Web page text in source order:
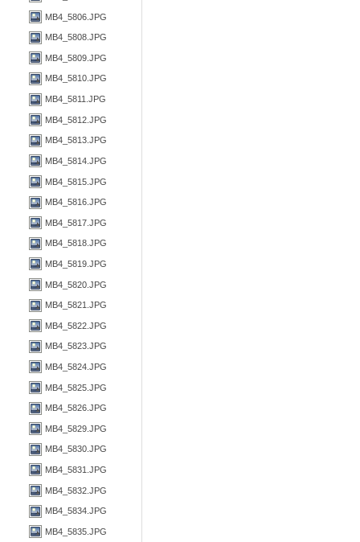
MB4_5806.JPG
MB4_5808.JPG
MB4_5809.JPG
MB4_5810.JPG
MB4_5811.JPG
MB4_5812.JPG
MB4_5813.JPG
MB4_5814.JPG
MB4_5815.JPG
MB4_5816.JPG
MB4_5817.JPG
MB4_5818.JPG
MB4_5819.JPG
MB4_5820.JPG
MB4_5821.JPG
MB4_5822.JPG
MB4_5823.JPG
MB4_5824.JPG
MB4_5825.JPG
MB4_5826.JPG
MB4_5829.JPG
MB4_5830.JPG
MB4_5831.JPG
MB4_5832.JPG
MB4_5834.JPG
MB4_5835.JPG